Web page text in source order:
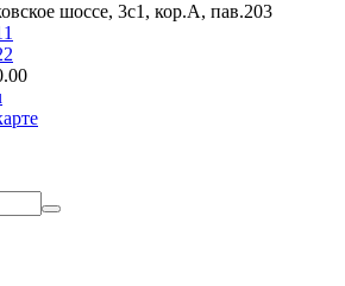
шоссе, 3с1, кор.А, пав.203